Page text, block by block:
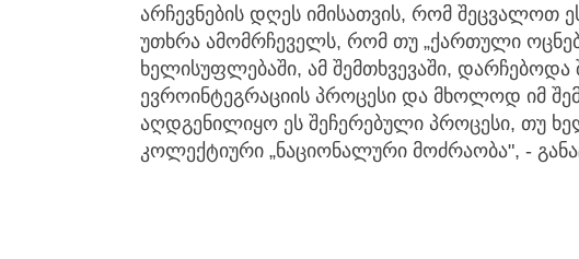
არჩევნების დღეს იმისათვის, რომ შეცვალოთ
უთხრა ამომრჩეველს, რომ თუ „ქართული
ხელისუფლებაში, ამ შემთხვევაში,
ევროინტეგრაციის პროცესი და მხოლოდ იმ
აღდგენილიყო ეს შეჩერებული პროცესი, თუ
კოლექტიური „ნაციონალური მოძრაობა", -